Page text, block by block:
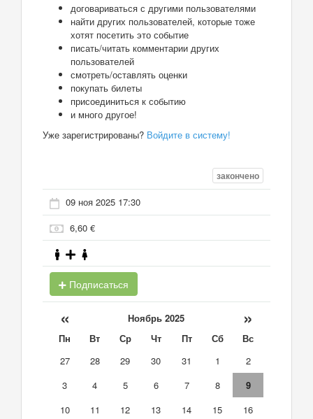
договариваться с другими пользователями
найти других пользователей, которые тоже
хотят посетить это событие
писать/читать комментарии других
пользователей
смотреть/оставлять оценки
покупать билеты
присоединиться к событию
и много другое!
Уже зарегистрированы? Войдите в систему!
закончено
09 ноя 2025 17:30
6,60 €
Подписаться
« Ноябрь 2025 »
Пн Вт Ср Чт Пт Сб
Вс
27
28 29 30 31 1
2
3
4 5 6 7 8
9
10
11 12 13 14 15
16